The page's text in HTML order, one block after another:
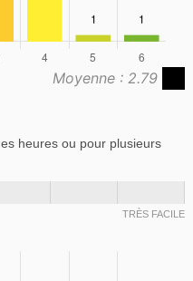
Moyenne : 2.79
heures ou pour plusieurs
TRÈS FACILE